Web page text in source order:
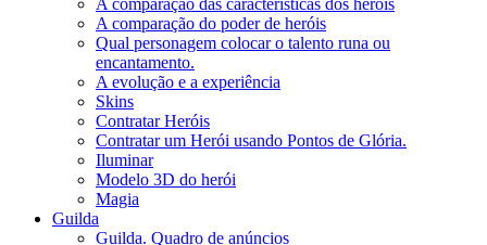
A comparação das características dos heróis
A comparação do poder de heróis
Qual personagem colocar o talento runa ou
encantamento.
A evolução e a experiência
Skins
Contratar Heróis
Contratar um Herói usando Pontos de Glória.
Iluminar
Modelo 3D do herói
Magia
Guilda
Guilda. Quadro de anúncios